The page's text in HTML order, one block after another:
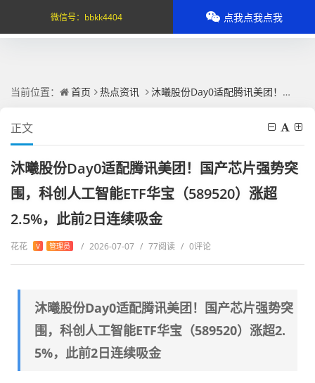
当前位置： 首页 热点资讯 沐曦股份Day0适配腾讯美团！国产芯片强势突围，科创人工智能ETF华宝（589520）涨超2.5%，此前2日连续吸金
正文
沐曦股份Day0适配腾讯美团！国产芯片强势突
围，科创人工智能ETF华宝（589520）涨超
2.5%，此前2日连续吸金
花花 V 管理员 / 2026-07-07 / 77阅读 / 0评论
沐曦股份Day0适配腾讯美团！国产芯片强势突
围，科创人工智能ETF华宝（589520）涨超2.
5%，此前2日连续吸金
微信号： bbkk4404 点我点我点我